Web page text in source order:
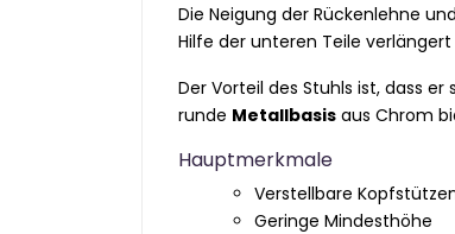
Die Neigung der Rückenlehne
Hilfe der unteren Teile
Der Vorteil des Stuhls ist, dass
runde Metallbasis aus Chrom
Hauptmerkmale
Verstellbare
Geringe Mindesthöhe